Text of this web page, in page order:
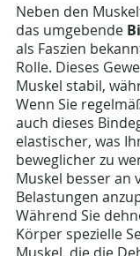
Neben den
das umgebende
als Faszien
Rolle. Dieses
Muskel stabil,
Wenn Sie
auch dieses
elastischer, was
beweglicher zu
Muskel besser an
Belastungen
Während Sie
Körper spezielle